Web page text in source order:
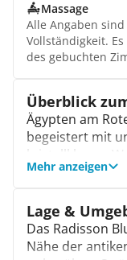
Massage
Alle Angaben
Vollständigkeit.
des gebuchten
Überblick
Ägypten am
begeistert mit
kristallklarem
Region bietet
Das Radisson
Mehr anzeigen
Lage &
Das Radisson
Nähe der